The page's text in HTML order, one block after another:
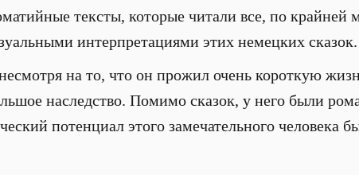
тексты, которые читали все, по крайней
интерпретациями этих немецких сказок.
на то, что он прожил очень короткую
наследство. Помимо сказок, у него были
потенциал этого замечательного человека